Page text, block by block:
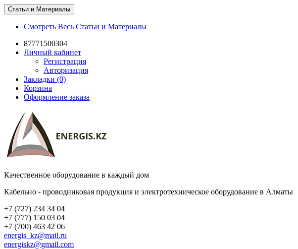
Статьи и Материалы
Смотреть Весь Статьи и Материалы
87771500304
Личный кабинет
Регистрация
Авторизация
Закладки (0)
Корзина
Оформление заказа
Качественное оборудование в каждый дом
Кабельно - проводниковая продукция и электротехническое оборудование в Алматы
+7 (727) 234 34 04
+7 (777) 150 03 04
+7 (700) 463 42 06
energis_kz@mail.ru
energiskz@gmail.com